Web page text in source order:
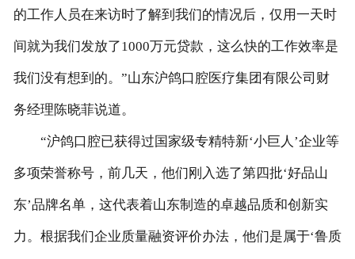
的工作人员在来访时了解到我们的情况后，仅用一天时
间就为我们发放了1000万元贷款，这么快的工作效率是
我们没有想到的。”山东沪鸽口腔医疗集团有限公司财
务经理陈晓菲说道。
“沪鸽口腔已获得过国家级专精特新‘小巨人’企业等
多项荣誉称号，前几天，他们刚入选了第四批‘好品山
东’品牌名单，这代表着山东制造的卓越品质和创新实
力。根据我们企业质量融资评价办法，他们是属于‘鲁质